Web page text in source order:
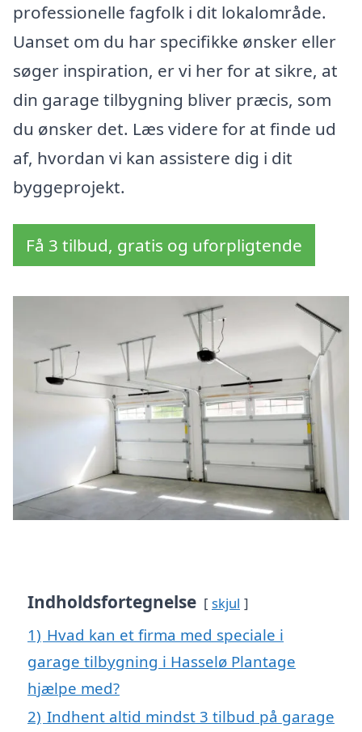
professionelle fagfolk i dit lokalområde.
Uanset om du har specifikke ønsker eller
søger inspiration, er vi her for at sikre, at
din garage tilbygning bliver præcis, som
du ønsker det. Læs videre for at finde ud
af, hvordan vi kan assistere dig i dit
byggeprojekt.
Få 3 tilbud, gratis og uforpligtende
Indholdsfortegnelse skjul
1) Hvad kan et firma med speciale i
garage tilbygning i Hasselø Plantage
hjælpe med?
2) Indhent altid mindst 3 tilbud på garage